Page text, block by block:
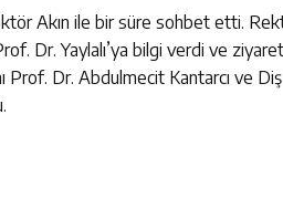
Akın ile bir süre sohbet etti.
Dr. Yaylalı’ya bilgi verdi ve
Dr. Abdulmecit Kantarcı ve Diş